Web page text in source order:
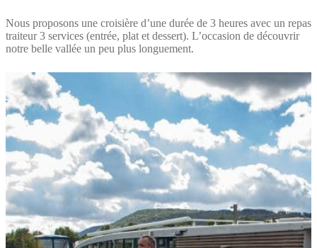
Nous proposons une croisière d’une durée de 3 heures avec un repas
traiteur 3 services (entrée, plat et dessert). L’occasion de découvrir
notre belle vallée un peu plus longuement.